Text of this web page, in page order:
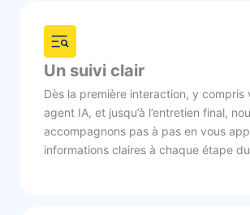
Un suivi clair
Dès la première interaction, y compris
agent IA, et jusqu’à l’entretien final,
accompagnons pas à pas en vous
informations claires à chaque étape